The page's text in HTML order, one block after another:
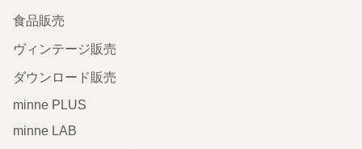
食品販売
ヴィンテージ販売
ダウンロード販売
minne PLUS
minne LAB